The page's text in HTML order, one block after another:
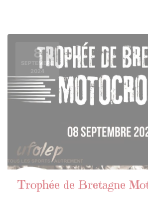
8
SEPTEMBRE
2024
Trophée de Bretagne